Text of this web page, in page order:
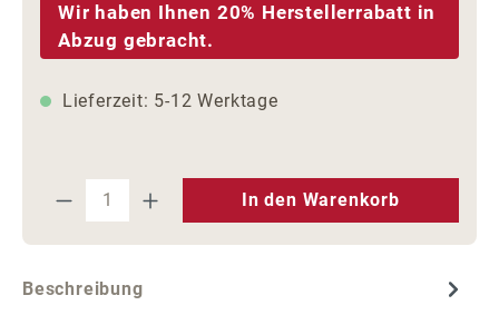
Wir haben Ihnen 20% Herstellerrabatt in
Abzug gebracht.
Lieferzeit: 5-12 Werktage
Produkt Anzahl: Gib den
In den Warenkorb
Beschreibung